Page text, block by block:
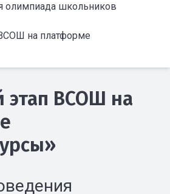
олимпиада школьников
на платформе
ВСОШ на